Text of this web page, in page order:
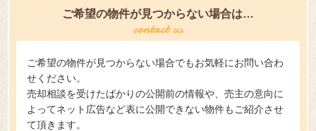
ご希望の物件が見つからない場合は…
ご希望の物件が見つからない場合でもお気軽にお問い合わ
せください。
売却相談を受けたばかりの公開前の情報や、売主の意向に
よってネット広告など表に公開できない物件もご紹介させ
て頂きます。